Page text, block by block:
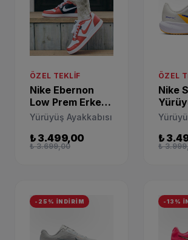
ÖZEL TEKLIF
Nike Ebernon
Low Prem Erkek
Günlük Spor
Yürüyüş Ayakkabısı
₺ 3.499,00
₺ 3.699,00
ÖZEL
Nike
₺
₺
-25% İNDİRİM -13%